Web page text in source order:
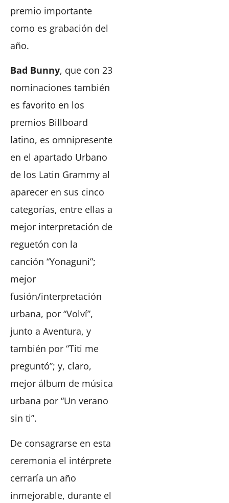
premio importante
como es grabación del
año.
Bad Bunny, que con 23
nominaciones también
es favorito en los
premios Billboard
latino, es omnipresente
en el apartado Urbano
de los Latin Grammy al
aparecer en sus cinco
categorías, entre ellas a
mejor interpretación de
reguetón con la
canción “Yonaguni”;
mejor
fusión/interpretación
urbana, por “Volví”,
junto a Aventura, y
también por “Titi me
preguntó”; y, claro,
mejor álbum de música
urbana por “Un verano
sin ti”.
De consagrarse en esta
ceremonia el intérprete
cerraría un año
inmejorable, durante el